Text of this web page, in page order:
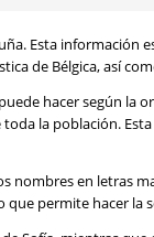
Esta
de Bélgica, así
hacer según la
la población.
nombres en letras
que permite hacer la